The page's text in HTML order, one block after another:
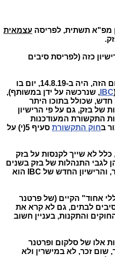
עצמאית
כזה (לפריסת סיבים
השינוי היחיד, שהתרחש בתחום הזה, היה ב-14.8.19, יום בו
IBC , שנרכשה על ידן במשותף),
חדש, שכולל בתוכו היתר
של בזק, גם על פי הרישיון
התקשורת המעודכנות
בחוק התקשורת
סעיף 5(י) על
כלל לא שייך לקנסות על בזק
לגבי התנהלות של בזק בשנים
2016-2018 מול סלקום ופרטנר, והרישיון החדש של IBC הוא
אחוד" הקיים (של פרטנר
לבתים, גם לא קרא את
והתקנות, בעניין חשוב
אלו של סלקום ופרטנר
שום זכר, לא במישרין ולא